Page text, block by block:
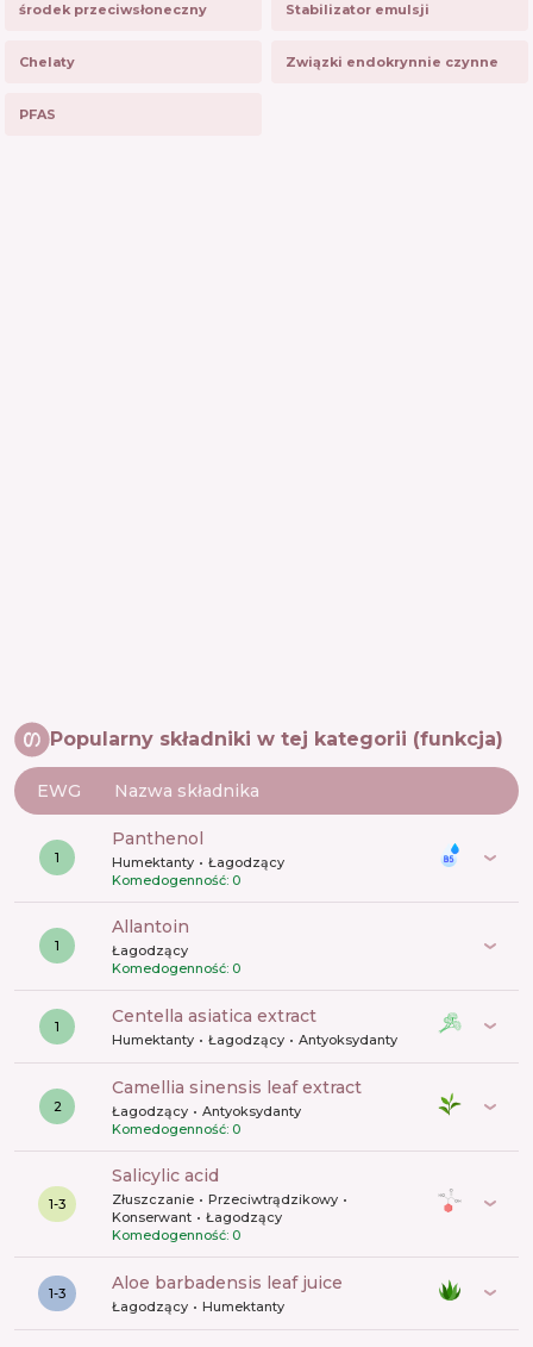
środek przeciwsłoneczny Stabilizator emulsji
Chelaty Związki endokrynnie czynne
PFAS
Popularny składniki w tej kategorii (funkcja)
EWG Nazwa składnika
1
panthenol
Humektanty
Łagodzący
Komedogenność: 0
1
allantoin
Łagodzący
Komedogenność: 0
1 centella asiatica extract
Humektanty Łagodzący Antyoksydanty
2
camellia sinensis leaf extract
Łagodzący
Antyoksydanty
Komedogenność: 0
1-3
salicylic acid
Złuszczanie
Przeciwtrądzikowy
Konserwant
Łagodzący
Komedogenność: 0
1-3 aloe barbadensis leaf juice
Łagodzący Humektanty